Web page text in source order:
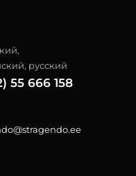
русский
55 666 158